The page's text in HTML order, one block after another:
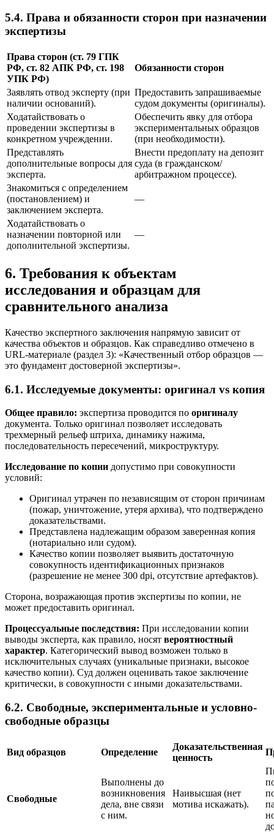
5.4. Права и обязанности сторон при назначении
экспертизы
Права сторон (ст. 79 ГПК
РФ, ст. 82 АПК РФ, ст. 198
УПК РФ)
Обязанности сторон
Заявлять отвод эксперту (при
наличии оснований).
Предоставить запрашиваемые
судом документы (оригиналы).
Ходатайствовать о
проведении экспертизы в
конкретном учреждении.
Обеспечить явку для отбора
экспериментальных образцов
(при необходимости).
Представлять
дополнительные вопросы для
эксперта.
Внести предоплату на депозит
суда (в гражданском/
арбитражном процессе).
Знакомиться с определением
(постановлением) и
заключением эксперта.
—
Ходатайствовать о
назначении повторной или
дополнительной экспертизы.
—
6. Требования к объектам
исследования и образцам для
сравнительного анализа
Качество экспертного заключения напрямую зависит от
качества объектов и образцов. Как справедливо отмечено в
URL-материале (раздел 3): «Качественный отбор образцов —
это фундамент достоверной экспертизы».
6.1. Исследуемые документы: оригинал vs копия
Общее правило: экспертиза проводится по оригиналу
документа. Только оригинал позволяет исследовать
трехмерный рельеф штриха, динамику нажима,
последовательность пересечений, микроструктуру.
Исследование по копии допустимо при совокупности
условий:
Оригинал утрачен по независящим от сторон причинам
(пожар, уничтожение, утеря архива), что подтверждено
доказательствами.
Представлена надлежащим образом заверенная копия
(нотариально или судом).
Качество копии позволяет выявить достаточную
совокупность идентификационных признаков
(разрешение не менее 300 dpi, отсутствие артефактов).
Сторона, возражающая против экспертизы по копии, не
может предоставить оригинал.
Процессуальные последствия: При исследовании копии
выводы эксперта, как правило, носят вероятностный
характер. Категорический вывод возможен только в
исключительных случаях (уникальные признаки, высокое
качество копии). Суд должен оценивать такое заключение
критически, в совокупности с иными доказательствами.
6.2. Свободные, экспериментальные и условно-
свободные образцы
Вид образцов Определение
Доказательственная
ценность
Свободные
Выполнены до
возникновения
дела, вне связи
с ним.
Наивысшая (нет
мотива искажать).